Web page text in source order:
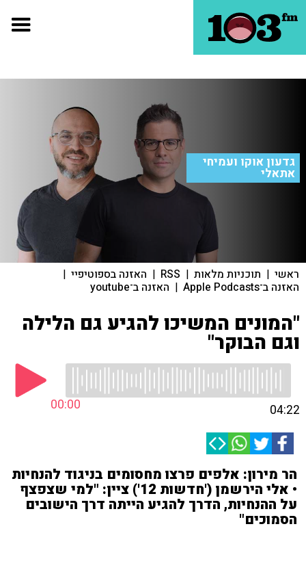
גדעון אוקו ועמיחי
אתאלי
ראשי | תוכניות מלאות |
RSS
| האזנה בספוטיפיי |
האזנה ב־Apple Podcasts | האזנה ב־youtube
"המונים המשיכו להגיע גם הלילה
וגם הבוקר"
00:00 04:22
הר מירון: אלפים פרצו מחסומים בניגוד להנחיות
• אלי הירשמן ('חדשות 12') ציין: "למי שצפצף
על ההנחיות, הדרך להגיע הייתה דרך הישובים
הסמוכים"